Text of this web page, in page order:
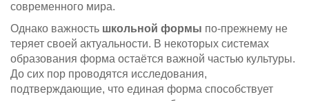
современного мира.
Однако важность школьной формы по-прежнему не
теряет своей актуальности. В некоторых системах
образования форма остаётся важной частью культуры.
До сих пор проводятся исследования,
подтверждающие, что единая форма способствует